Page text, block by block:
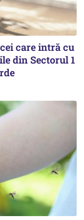
care intră cu
din Sectorul 1